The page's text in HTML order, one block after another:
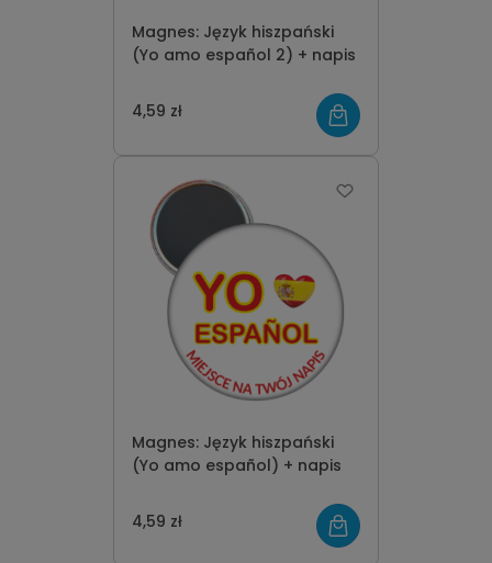
Magnes: Język hiszpański
(Yo amo español 2) + napis
4,59 zł
Magnes: Język hiszpański
(Yo amo español) + napis
4,59 zł